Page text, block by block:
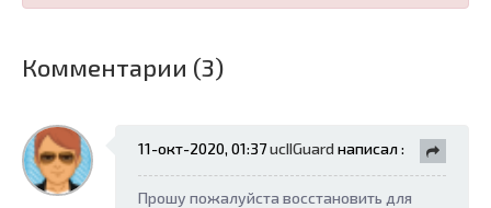
Комментарии (3)
11-окт-2020, 01:37ucIIGuard написал :
Прошу пожалуйста восстановить для